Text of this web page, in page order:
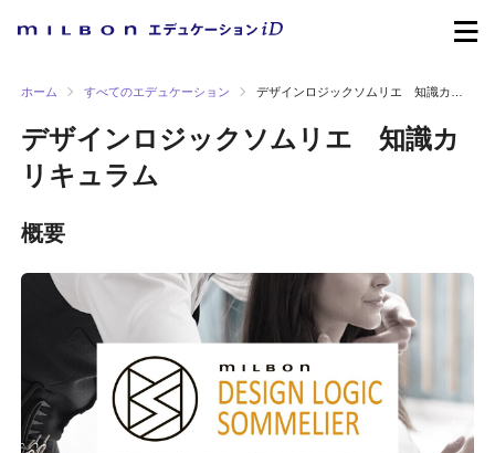
ホーム すべてのエデュケーション デザインロジックソムリエ 知識カリキュラム
デザインロジックソムリエ 知識カ
リキュラム
概要